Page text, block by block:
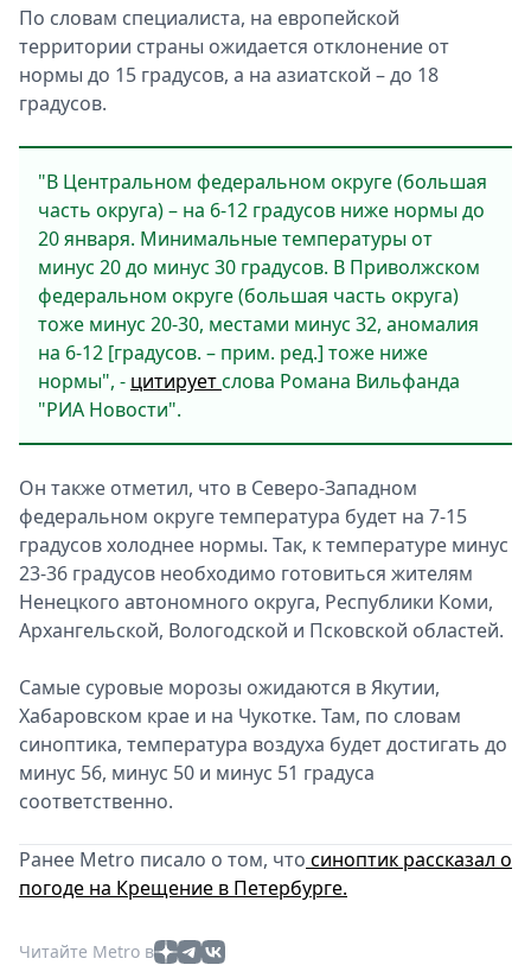
По словам специалиста, на европейской
территории страны ожидается отклонение от
нормы до 15 градусов, а на азиатской – до 18
градусов.
"В Центральном федеральном округе (большая
часть округа) – на 6-12 градусов ниже нормы до
20 января. Минимальные температуры от
минус 20 до минус 30 градусов. В Приволжском
федеральном округе (большая часть округа)
тоже минус 20-30, местами минус 32, аномалия
на 6-12 [градусов. – прим. ред.] тоже ниже
нормы", - цитируетслова Романа Вильфанда
"РИА Новости".
Он также отметил, что в Северо-Западном
федеральном округе температура будет на 7-15
градусов холоднее нормы. Так, к температуре минус
23-36 градусов необходимо готовиться жителям
Ненецкого автономного округа, Республики Коми,
Архангельской, Вологодской и Псковской областей.
Самые суровые морозы ожидаются в Якутии,
Хабаровском крае и на Чукотке. Там, по словам
синоптика, температура воздуха будет достигать до
минус 56, минус 50 и минус 51 градуса
соответственно.
Ранее Metro писало о том, что синоптик рассказал о
погоде на Крещение в Петербурге.
Читайте Metro в